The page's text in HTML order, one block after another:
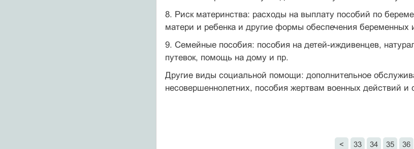
8. Риск материнства: расходы на выплату пособий по
матери и ребенка и другие формы обеспечения беременных
9. Семейные пособия: пособия на детей-иждивенцев,
путевок, помощь на дому и пр.
Другие виды социальной помощи: дополнительное
несовершеннолетних, пособия жертвам военных действий и
< 33 34 35 36